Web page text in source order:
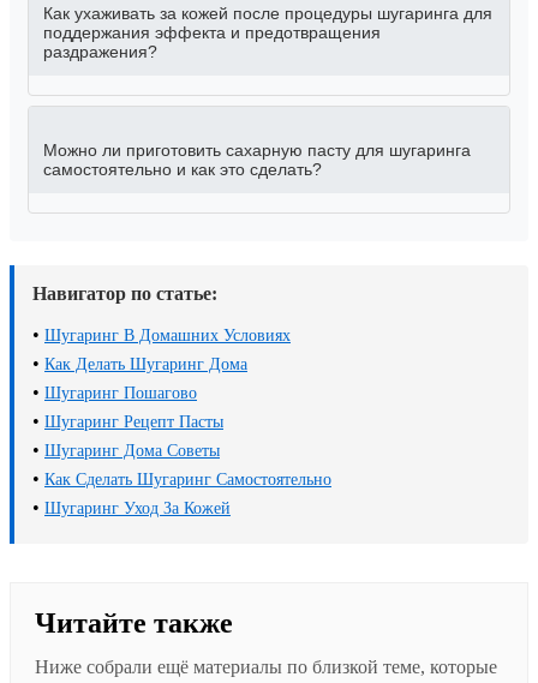
Как ухаживать за кожей после процедуры шугаринга для
поддержания эффекта и предотвращения
раздражения?
Можно ли приготовить сахарную пасту для шугаринга
самостоятельно и как это сделать?
Навигатор по статье:
• Шугаринг В Домашних Условиях
• Как Делать Шугаринг Дома
• Шугаринг Пошагово
• Шугаринг Рецепт Пасты
• Шугаринг Дома Советы
• Как Сделать Шугаринг Самостоятельно
• Шугаринг Уход За Кожей
Читайте также
Ниже собрали ещё материалы по близкой теме, которые